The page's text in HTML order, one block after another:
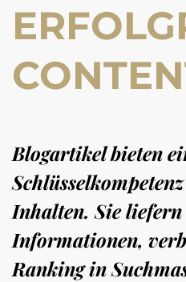
Blogartikel bieten
Inhalten. Sie
Informationen,
Ranking in